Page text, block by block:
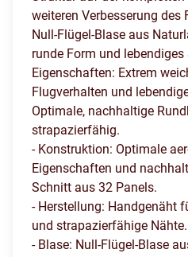
weiteren Verbesserung des
Null-Flügel-Blase aus
runde Form und
Eigenschaften: Extrem
Flugverhalten und
Optimale, nachhaltige
strapazierfähig.
- Konstruktion: Optimale
Eigenschaften und
Schnitt aus 32 Panels.
- Herstellung: Handgenäht
und strapazierfähige Nähte.
- Blase: Null-Flügel-Blase